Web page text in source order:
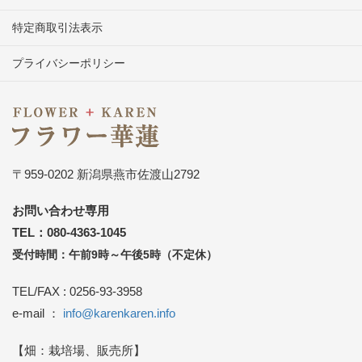
特定商取引法表示
プライバシーポリシー
〒959-0202 新潟県燕市佐渡山2792
お問い合わせ専用
TEL：080-4363-1045
受付時間：午前9時～午後5時（不定休）
TEL/FAX : 0256-93-3958
e-mail ： info@karenkaren.info
【畑：栽培場、販売所】